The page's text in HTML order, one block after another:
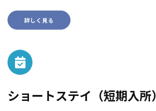
詳しく見る
ショートステイ（短期入所）